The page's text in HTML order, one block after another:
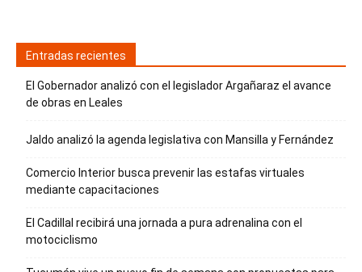
Entradas recientes
El Gobernador analizó con el legislador Argañaraz el avance
de obras en Leales
Jaldo analizó la agenda legislativa con Mansilla y Fernández
Comercio Interior busca prevenir las estafas virtuales
mediante capacitaciones
El Cadillal recibirá una jornada a pura adrenalina con el
motociclismo